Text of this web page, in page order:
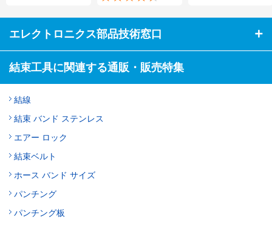
エレクトロニクス部品技術窓口
結束工具に関連する通販・販売特集
結線
結束 バンド ステンレス
エアー ロック
結束ベルト
ホース バンド サイズ
パンチング
パンチング板